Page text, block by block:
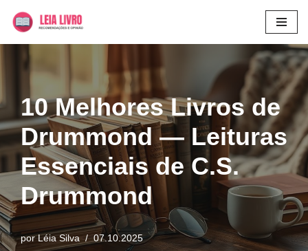
10 Melhores Livros de
Drummond — Leituras
Essenciais de C.S.
Drummond
porLéia Silva 07.10.2025